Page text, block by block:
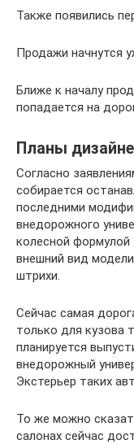
Также появились
Продажи начнутся
Ближе к началу
попадается на
Планы
Согласно
собирается
последними
внедорожного
колесной формулой
внешний вид
штрихи.
Сейчас самая
только для кузова
планируется
внедорожный
Экстерьер таких
То же можно
салонах сейчас